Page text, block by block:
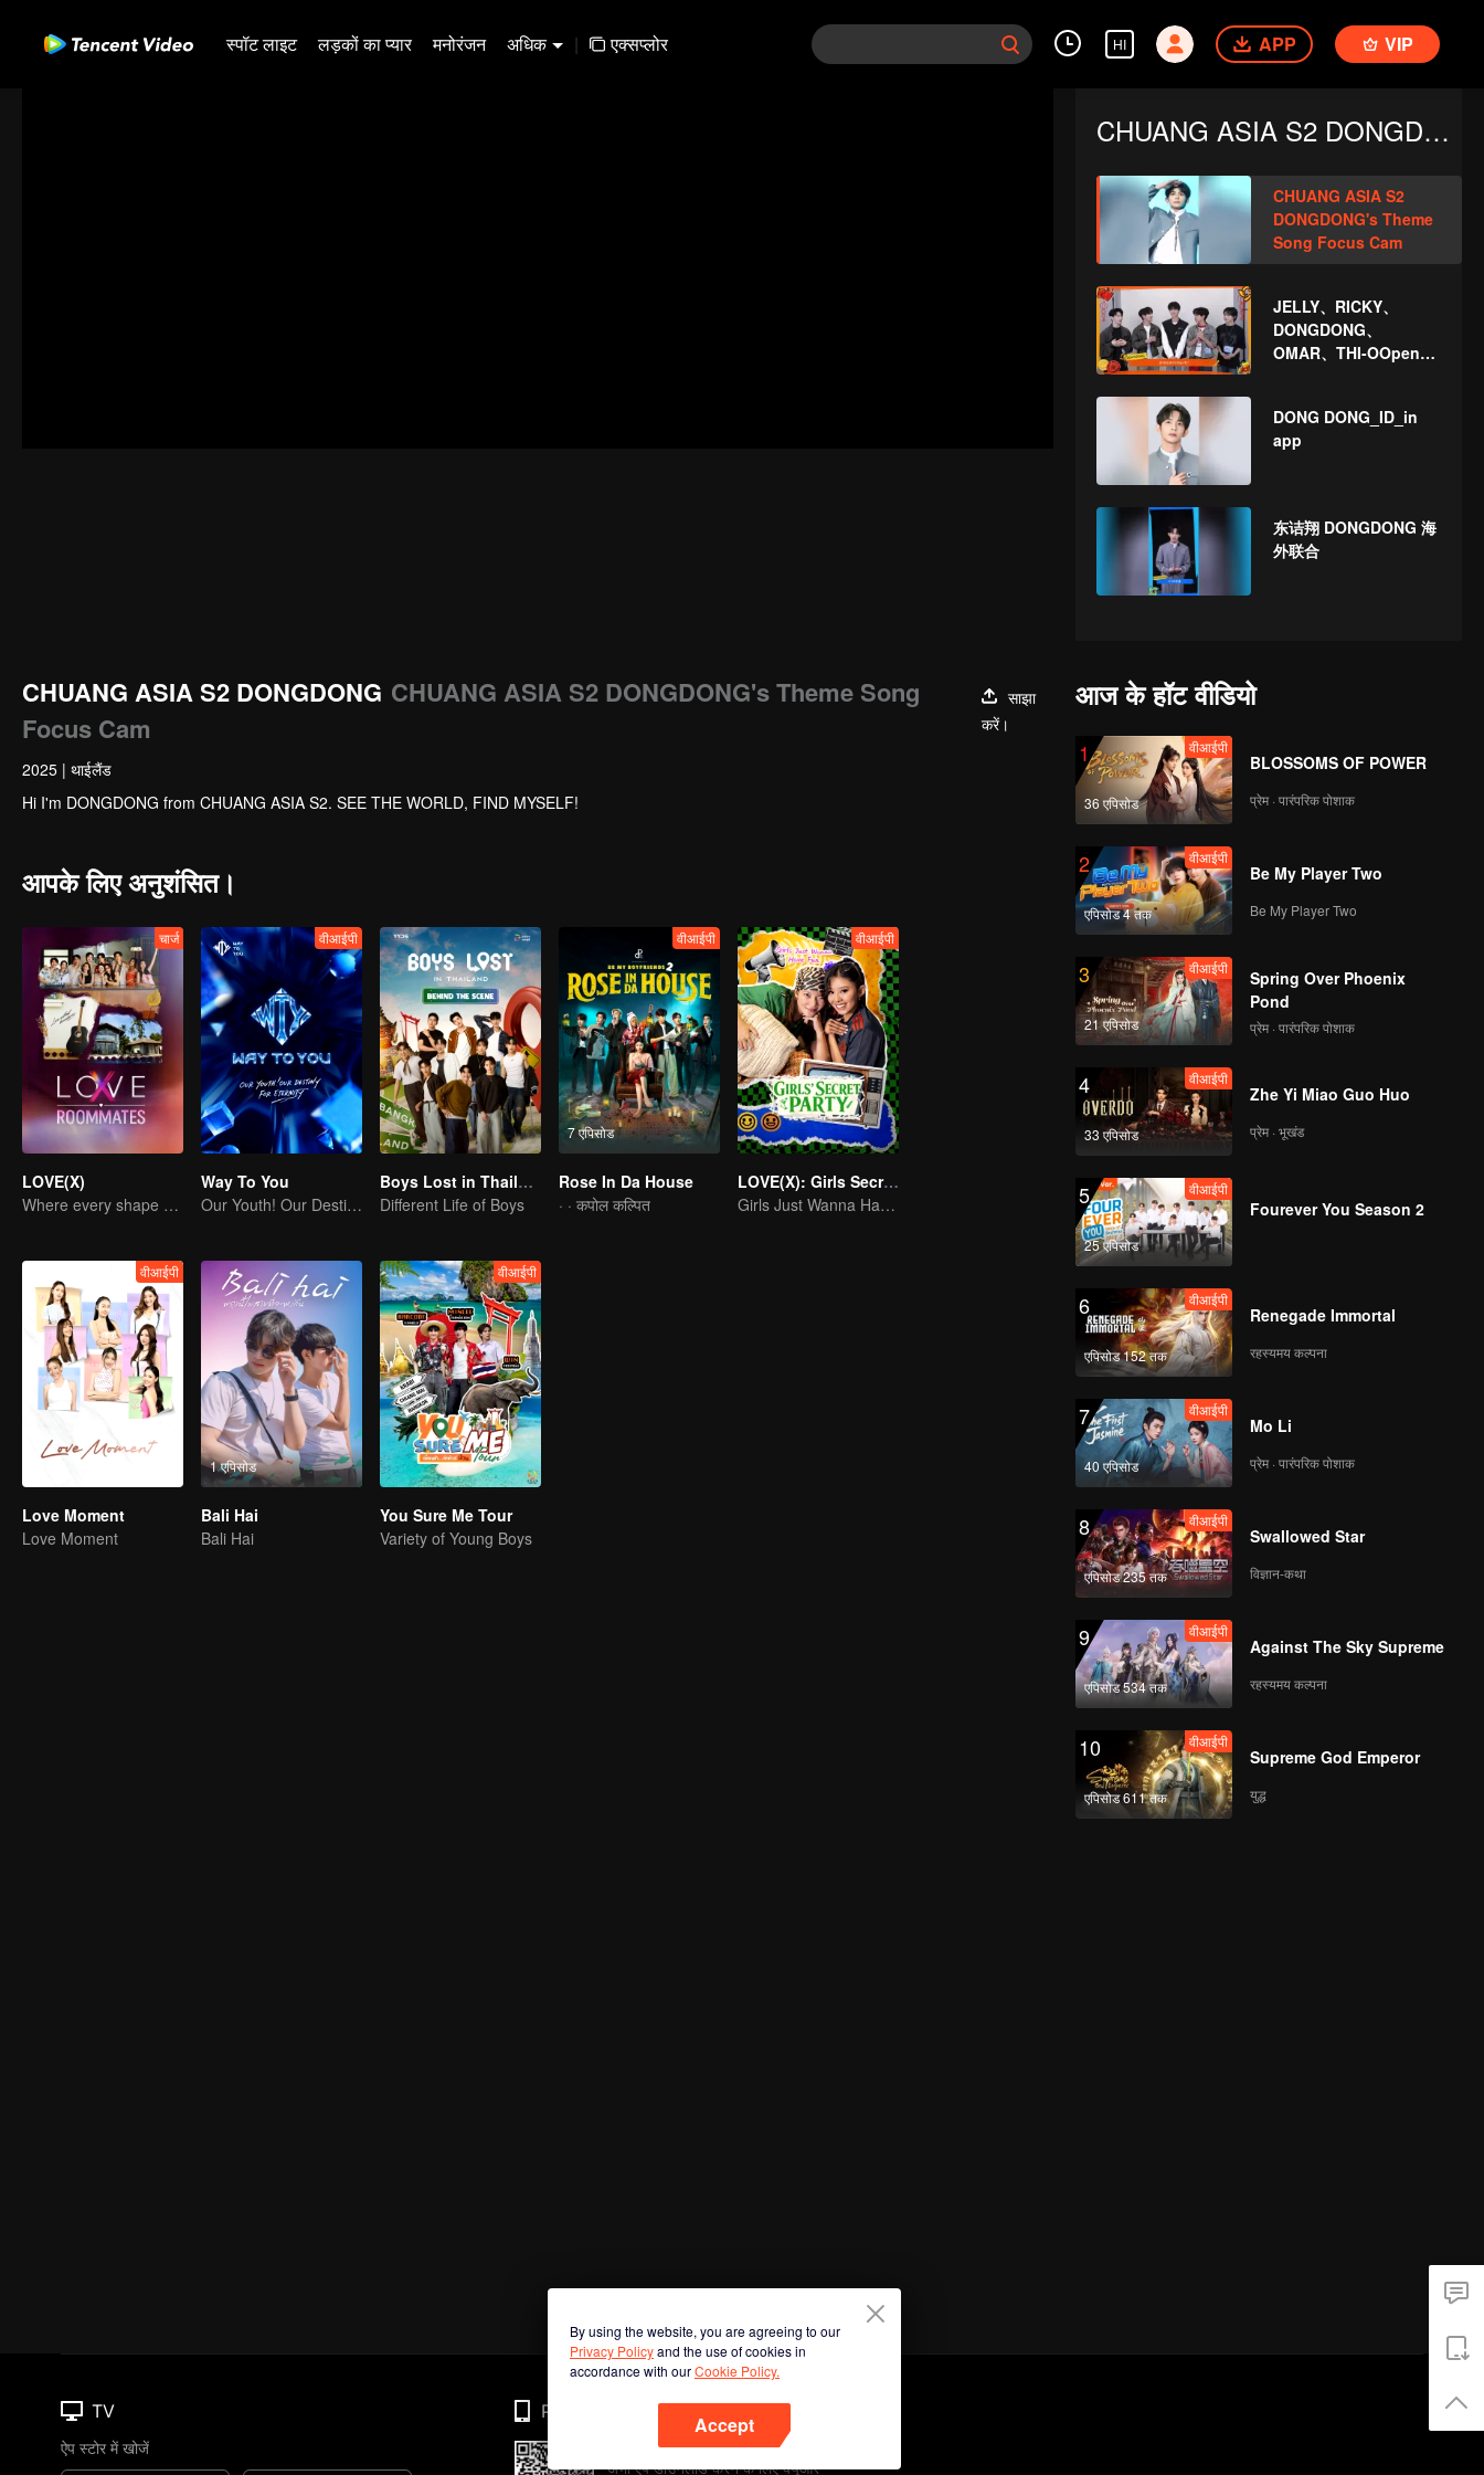
स्पॉट लाइट लड़कों का प्यार मनोरंजन अधिक | एक्सप्लोर HI APP VIP
CHUANG ASIA S2 DONGDONG
CHUANG ASIA S2
DONGDONG's Theme
Song Focus Cam
JELLY、RICKY、
DONGDONG、
OMAR、THI-OOpen
witness the luck
together!
DONG DONG_ID_in
app
东诘翔 DONGDONG 海
外联合
CHUANG ASIA S2 DONGDONG CHUANG ASIA S2 DONGDONG's Theme Song
Focus Cam
साझा
करें।
2025 | थाईलैंड
Hi I'm DONGDONG from CHUANG ASIA S2. SEE THE WORLD, FIND MYSELF!
आपके लिए अनुशंसित।
चार्ज
LOVE(X)
Where every shape of love meets, every color of heart beats
वीआईपी
Way To You
Our Youth! Our Destiny! For Eternity
Boys Lost in Thailand·Behind the Scene
Different Life of Boys
7 एपिसोड
वीआईपी
Rose In Da House
· · कपोल कल्पित
वीआईपी
LOVE(X): Girls Secret Party
Girls Just Wanna Have Fun
वीआईपी
Love Moment
Love Moment
1 एपिसोड
Bali Hai
Bali Hai
वीआईपी
You Sure Me Tour
Variety of Young Boys
आज के हॉट वीडियो
1
36 एपिसोड
वीआईपी
BLOSSOMS OF POWER
प्रेम · पारंपरिक पोशाक
2
एपिसोड 4 तक
वीआईपी
Be My Player Two
Be My Player Two
3
21 एपिसोड
वीआईपी
Spring Over Phoenix
Pond
प्रेम · पारंपरिक पोशाक
4
33 एपिसोड
वीआईपी
Zhe Yi Miao Guo Huo
प्रेम · भूखंड
5
25 एपिसोड
वीआईपी
Fourever You Season 2
6
एपिसोड 152 तक
वीआईपी
Renegade Immortal
रहस्यमय कल्पना
7
40 एपिसोड
वीआईपी
Mo Li
प्रेम · पारंपरिक पोशाक
8
एपिसोड 235 तक
वीआईपी
Swallowed Star
विज्ञान-कथा
9
एपिसोड 534 तक
वीआईपी
Against The Sky Supreme
रहस्यमय कल्पना
10
एपिसोड 611 तक
वीआईपी
Supreme God Emperor
युद्ध
By using the website, you are agreeing to our
Privacy Policyand the use of cookies in
accordance with ourCookie Policy.
Accept
TV
ऐप स्टोर में खोजें
Phone
अभी ऐप डाउनलोड करने के लिए क्यूआर